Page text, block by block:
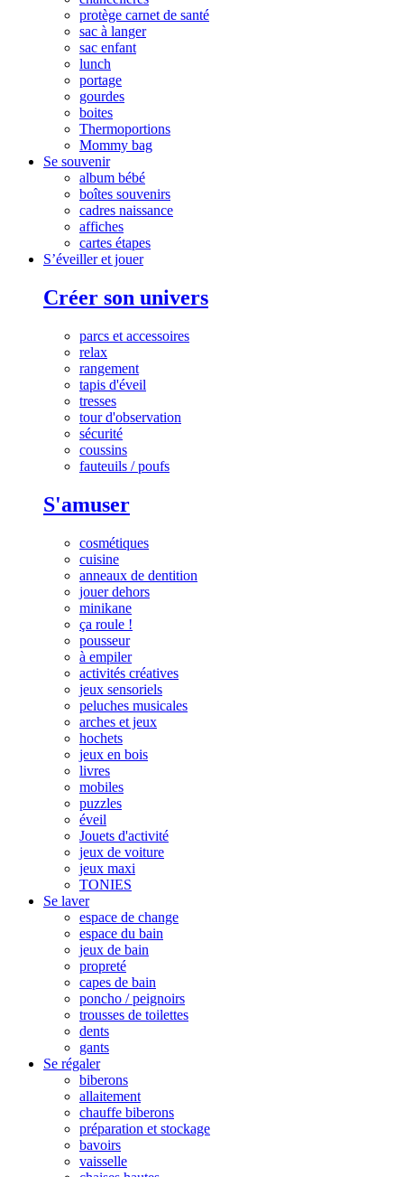
protège carnet de santé
sac à langer
sac enfant
lunch
portage
gourdes
boites
Thermoportions
Mommy bag
Se souvenir
album bébé
boîtes souvenirs
cadres naissance
affiches
cartes étapes
S’éveiller et jouer
Créer son univers
parcs et accessoires
relax
rangement
tapis d'éveil
tresses
tour d'observation
sécurité
coussins
fauteuils / poufs
S'amuser
cosmétiques
cuisine
anneaux de dentition
jouer dehors
minikane
ça roule !
pousseur
à empiler
activités créatives
jeux sensoriels
peluches musicales
arches et jeux
hochets
jeux en bois
livres
mobiles
puzzles
éveil
Jouets d'activité
jeux de voiture
jeux maxi
TONIES
Se laver
espace de change
espace du bain
jeux de bain
propreté
capes de bain
poncho / peignoirs
trousses de toilettes
dents
gants
Se régaler
biberons
allaitement
chauffe biberons
préparation et stockage
bavoirs
vaisselle